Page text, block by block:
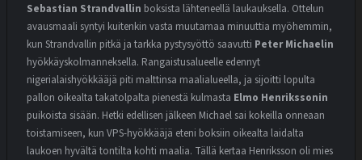
Sebastian Strandvallin boksista lähteneellä laukauksella. Ottelun
avausmaali syntyi kuitenkin vasta muutamaa minuuttia myöhemmin,
kun Strandvallin pitkä ja tarkka pystysyöttö saavutti Peter Michaelin
hyökkäyskolmanneksella. Rangaistusalueelle edennyt
nigerialaishyökkääjä piti malttinsa maalialueella, ja sijoitti lopulta
pallon oikealta takatolpalta pienestä kulmasta Elmo Henrikssonin
puikoista sisään. Hetki edellisen jälkeen Michael sai kokeilla onneaan
toistamiseen, kun VPS-hyökkääjä eteni boksiin oikealta laidalta
laukoen hyvältä tontilta kohti maalia. Tällä kertaa Henriksson oli mies